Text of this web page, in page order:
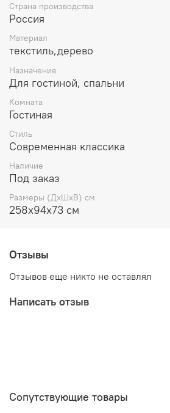
памяти Memory Foam. Внутренний чехол
сохранять форму подушки сиденья и
исходное положение при деформации.
Страна производства
Россия
Материал
текстиль,дерево
Назначение
Для гостиной, спальни
Комната
Гостиная
Стиль
Современная классика
Наличие
Под заказ
Размеры (ДхШхВ) см
258x94х73 см
Отзывы
Отзывов еще никто не оставлял
Написать отзыв
Сопутствующие товары